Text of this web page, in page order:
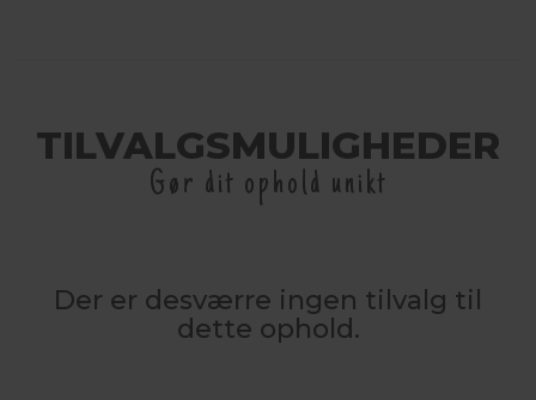
TILVALGSMULIGHEDER
Gør dit ophold unikt
Der er desværre ingen tilvalg til
dette ophold.